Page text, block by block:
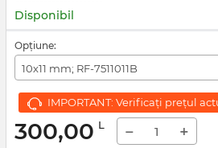
Disponibil
Opțiune:
10х11 mm; RF-7511011B
IMPORTANT: Verificați prețul
300,00 L − +